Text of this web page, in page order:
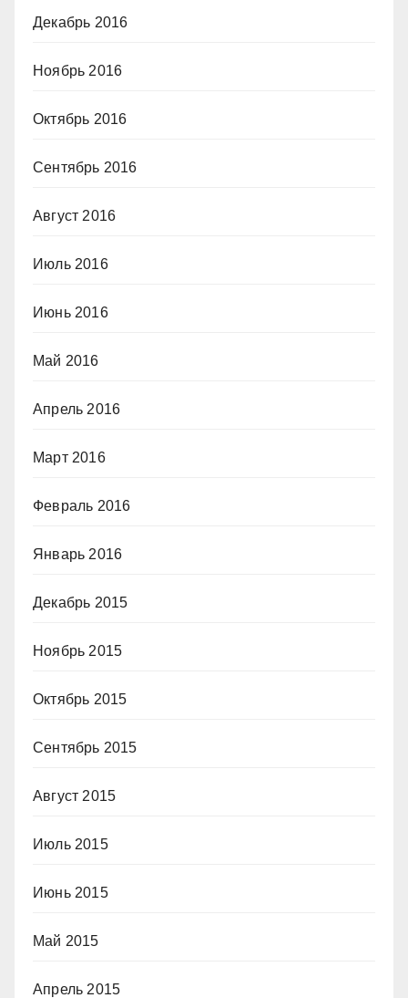
Декабрь 2016
Ноябрь 2016
Октябрь 2016
Сентябрь 2016
Август 2016
Июль 2016
Июнь 2016
Май 2016
Апрель 2016
Март 2016
Февраль 2016
Январь 2016
Декабрь 2015
Ноябрь 2015
Октябрь 2015
Сентябрь 2015
Август 2015
Июль 2015
Июнь 2015
Май 2015
Апрель 2015